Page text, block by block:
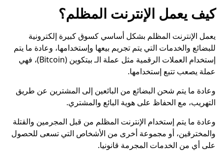
كيف يعمل الإنترنت المظلم؟
يعمل الإنترنت المظلم بشكل أساسي كسوق كبيرة إلكترونية
للبضائع والخدمات التي يتم تجريم بيعها وإستخدامها، وعادة ما يتم
إستخدام العملات الرقمية مثل عملة الـ بيتكوين (Bitcoin)، فهي
عملة يصعب تتبع إستخدامها.
وعادة ما يتم شحن البضائع من البائعين إلى المشترين عن طريق
التهريب، مع الحفاظ على هوية البائع والمشتري.
وعادة ما يتم إستخدام الإنترنت المظلم من قبل المجرمين والقتلة
والمخترقين، أو مجموعة أخرى من الأشخاص التي تسعى للحصول
على أي من الخدمات المجرمة قانونيا.